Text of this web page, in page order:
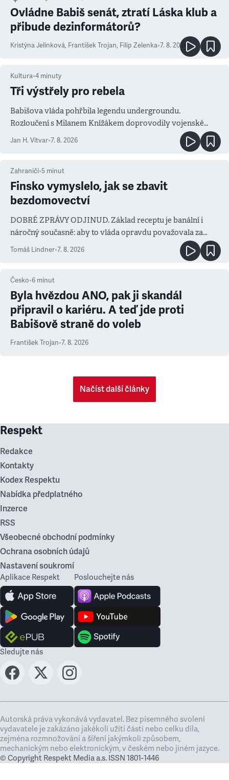
Ovládne Babiš senát, ztratí Láska klub a
přibude dezinformátorů?
Kristýna Jelínková, František Trojan, Filip Zelenka•7. 8. 2026
Kultura•4 minuty
Tři výstřely pro rebela
Babišova vláda pohřbila legendu undergroundu.
Rozloučení s Milanem Knížákem doprovodily vojenské
salvy i kritika pokrokářů
Jan H. Vitvar•7. 8. 2026
Zahraničí•5 minut
Finsko vymyslelo, jak se zbavit
bezdomovectví
DOBRÉ ZPRÁVY ODJINUD. Základ receptu je banální i
náročný současně: aby to vláda opravdu považovala za
prioritu
Tomáš Lindner•7. 8. 2026
Česko•6 minut
Byla hvězdou ANO, pak ji skandál
připravil o kariéru. A teď jde proti
Babišově straně do voleb
František Trojan•7. 8. 2026
Načíst další články
Respekt
Redakce
Kontakty
Kodex Respektu
Nabídka předplatného
Inzerce
RSS
Všeobecné obchodní podmínky
Ochrana osobních údajů
Nastavení soukromí
Aplikace Respekt Poslouchejte nás
Sledujte nás
Autorská práva vykonává vydavatel. Bez písemného svolení
vydavatele je zakázáno jakékoli užití částí nebo celku díla,
zejména rozmnožování a šíření jakýmkoli způsobem,
mechanickým nebo elektronickým, v českém nebo jiném jazyce.
© Copyright Respekt Media a.s. ISSN 1801-1446